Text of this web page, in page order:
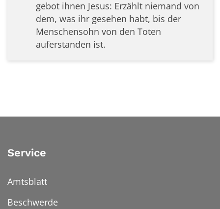
gebot ihnen Jesus: Erzählt niemand von
dem, was ihr gesehen habt, bis der
Menschensohn von den Toten
auferstanden ist.
Service
Amtsblatt
Beschwerde